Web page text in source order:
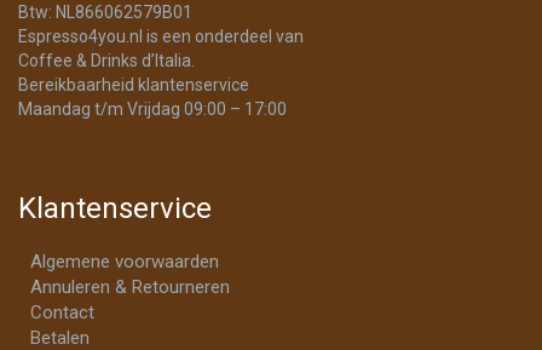
Btw: NL866062579B01
Espresso4you.nl is een onderdeel van
Coffee & Drinks d’Italia.
Bereikbaarheid klantenservice
Maandag t/m Vrijdag 09:00 – 17:00
Klantenservice
Algemene voorwaarden
Annuleren & Retourneren
Contact
Betalen